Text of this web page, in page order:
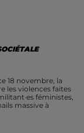
18 novembre, la
les violences faites
féministes,
massive à
aux droits...